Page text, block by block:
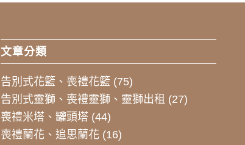
文章分類
告別式花籃、喪禮花籃 (75)
告別式靈獅、喪禮靈獅、靈獅出租 (27)
喪禮米塔、罐頭塔 (44)
喪禮蘭花、追思蘭花 (16)